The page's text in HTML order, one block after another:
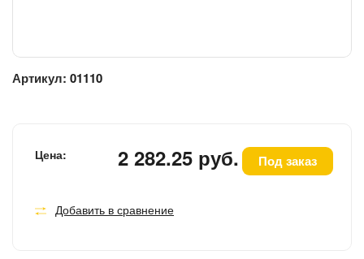
Артикул: 01110
Цена: 2 282.25 руб. Под заказ
Добавить в сравнение